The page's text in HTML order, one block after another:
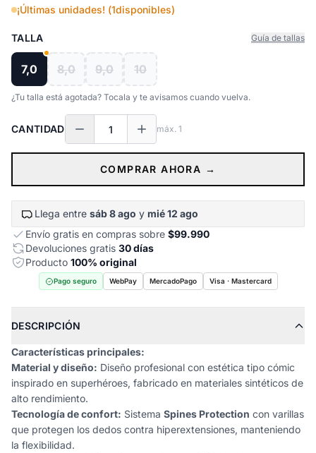
¡Últimas unidades! (1disponibles)
TALLA Guía de tallas
7,0 8,0 9,0 10
¿Tu talla está agotada? Tocala y te avisamos cuando vuelva.
CANTIDAD máx. 1
COMPRAR AHORA →
Llega entre sáb 8 ago y mié 12 ago
Envío gratis en compras sobre $99.990
Devoluciones gratis 30 días
Producto 100% original
Pago seguro WebPay MercadoPago Visa · Mastercard
DESCRIPCIÓN
Características principales:
Material y diseño: Diseño profesional con estética tipo cómic
inspirado en superhéroes, fabricado en materiales sintéticos de
alto rendimiento.
Tecnología de confort: Sistema Spines Protection con varillas
que protegen los dedos contra hiperextensiones, manteniendo
la flexibilidad.